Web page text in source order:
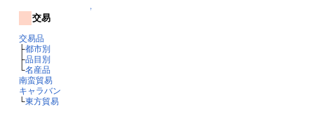
↑
交易
交易品
├都市別
├品目別
└名産品
南蛮貿易
キャラバン
└東方貿易